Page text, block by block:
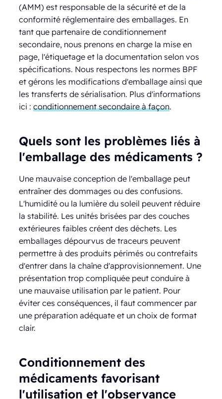
(AMM) est responsable de la sécurité et de la
conformité réglementaire des emballages. En
tant que partenaire de conditionnement
secondaire, nous prenons en charge la mise en
page, l'étiquetage et la documentation selon vos
spécifications. Nous respectons les normes BPF
et gérons les modifications d'emballage ainsi que
les transferts de sérialisation. Plus d'informations
ici :conditionnement secondaire à façon.
Quels sont les problèmes liés à
l'emballage des médicaments ?
Une mauvaise conception de l'emballage peut
entraîner des dommages ou des confusions.
L'humidité ou la lumière du soleil peuvent réduire
la stabilité. Les unités brisées par des couches
extérieures faibles créent des déchets. Les
emballages dépourvus de traceurs peuvent
permettre à des produits périmés ou contrefaits
d'entrer dans la chaîne d'approvisionnement. Une
présentation trop compliquée peut conduire à
une mauvaise utilisation par le patient. Pour
éviter ces conséquences, il faut commencer par
une préparation adéquate et un choix de format
clair.
Conditionnement des
médicaments favorisant
l'utilisation et l'observance